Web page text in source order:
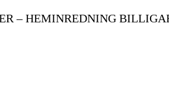
– HEMINREDNING